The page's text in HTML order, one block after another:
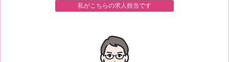
私がこちらの求人担当です